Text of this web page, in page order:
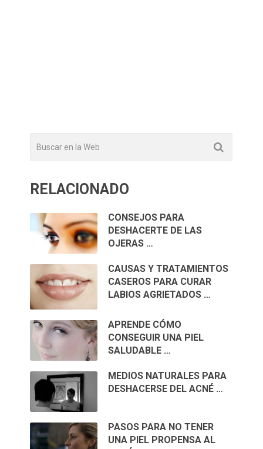
RELACIONADO
CONSEJOS PARA
DESHACERTE DE LAS
OJERAS …
CAUSAS Y TRATAMIENTOS
CASEROS PARA CURAR
LABIOS AGRIETADOS …
APRENDE CÓMO
CONSEGUIR UNA PIEL
SALUDABLE …
MEDIOS NATURALES PARA
DESHACERSE DEL ACNÉ …
PASOS PARA NO TENER
UNA PIEL PROPENSA AL